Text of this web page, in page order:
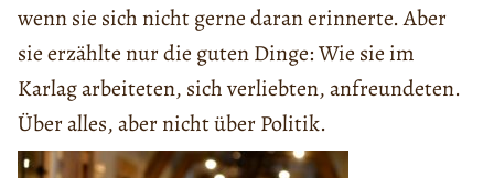
wenn sie sich nicht gerne daran erinnerte. Aber
sie erzählte nur die guten Dinge: Wie sie im
Karlag arbeiteten, sich verliebten, anfreundeten.
Über alles, aber nicht über Politik.